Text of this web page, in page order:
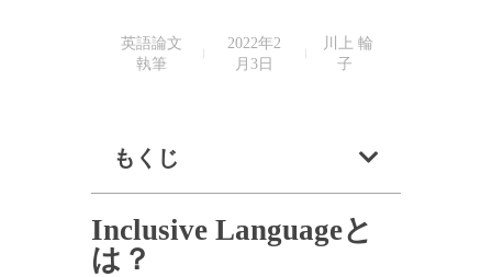
2022年2
月3日
川上 輪
子
英語論文
執筆
もくじ
Inclusive Languageと
は？